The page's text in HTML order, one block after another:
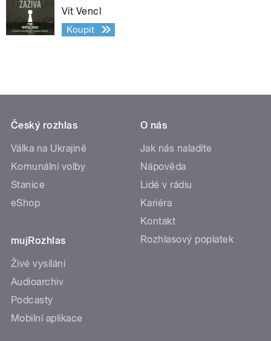
Vít Vencl
Koupit
Český rozhlas
Válka na Ukrajině
Komunální volby
Stanice
eShop
mujRozhlas
Živé vysílání
Audioarchiv
Podcasty
Mobilní aplikace
O nás
Jak nás naladíte
Nápověda
Lidé v rádiu
Kariéra
Kontakt
Rozhlasový poplatek